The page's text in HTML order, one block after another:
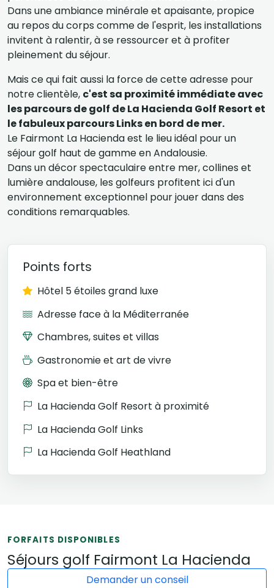
Dans une ambiance minérale et apaisante, propice
au repos du corps comme de l'esprit, les installations
invitent à ralentir, à se ressourcer et à profiter
pleinement du séjour.
Mais ce qui fait aussi la force de cette adresse pour
notre clientèle, c'est sa proximité immédiate avec
les parcours de golf de La Hacienda Golf Resort et
le fabuleux parcours Links en bord de mer.
Le Fairmont La Hacienda est le lieu idéal pour un
séjour golf haut de gamme en Andalousie.
Dans un décor spectaculaire entre mer, collines et
lumière andalouse, les golfeurs profitent ici d'un
environnement exceptionnel pour jouer dans des
conditions remarquables.
Points forts
Hôtel 5 étoiles grand luxe
Adresse face à la Méditerranée
Chambres, suites et villas
Gastronomie et art de vivre
Spa et bien-être
La Hacienda Golf Resort à proximité
La Hacienda Golf Links
La Hacienda Golf Heathland
FORFAITS DISPONIBLES
Séjours golf Fairmont La Hacienda
Demander un conseil